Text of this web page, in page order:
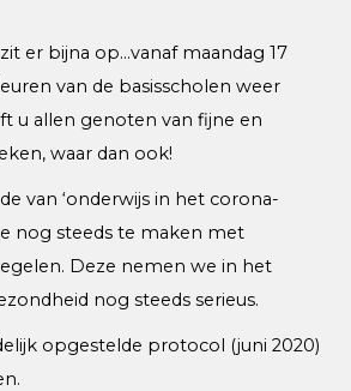
er bijna op…vanaf maandag 17
van de basisscholen weer
u allen genoten van fijne en
waar dan ook!
van ‘onderwijs in het corona-
nog steeds te maken met
Deze nemen we in het
nog steeds serieus.
opgestelde protocol (juni 2020)